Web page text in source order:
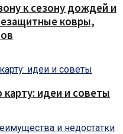
к сезону дождей и
ковры,
идеи и советы